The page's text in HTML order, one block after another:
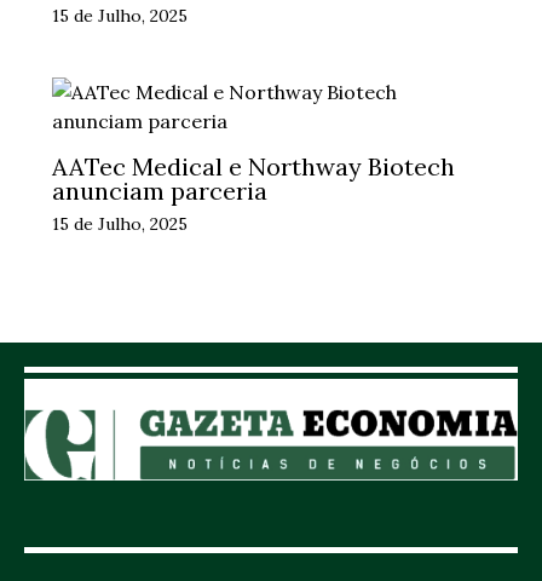
15 de Julho, 2025
AATec Medical e Northway Biotech
anunciam parceria
15 de Julho, 2025